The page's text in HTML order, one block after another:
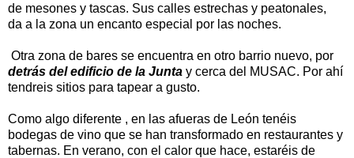
de mesones y tascas. Sus calles estrechas y peatonales,
da a la zona un encanto especial por las noches.
Otra zona de bares se encuentra en otro barrio nuevo, por
detrás del edificio de la Junta y cerca del MUSAC. Por ahí
tendreis sitios para tapear a gusto.
Como algo diferente , en las afueras de León tenéis
bodegas de vino que se han transformado en restaurantes y
tabernas. En verano, con el calor que hace, estaréis de